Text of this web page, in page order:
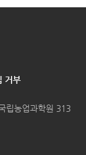
거부
립농업과학원 313